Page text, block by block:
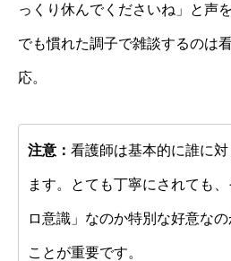
っくり休んでくださいね」と声
でも慣れた調子で雑談するのは
応。
注意： 看護師は基本的に誰に
ます。とても丁寧にされても
ロ意識」なのか特別な好意な
ことが重要です。